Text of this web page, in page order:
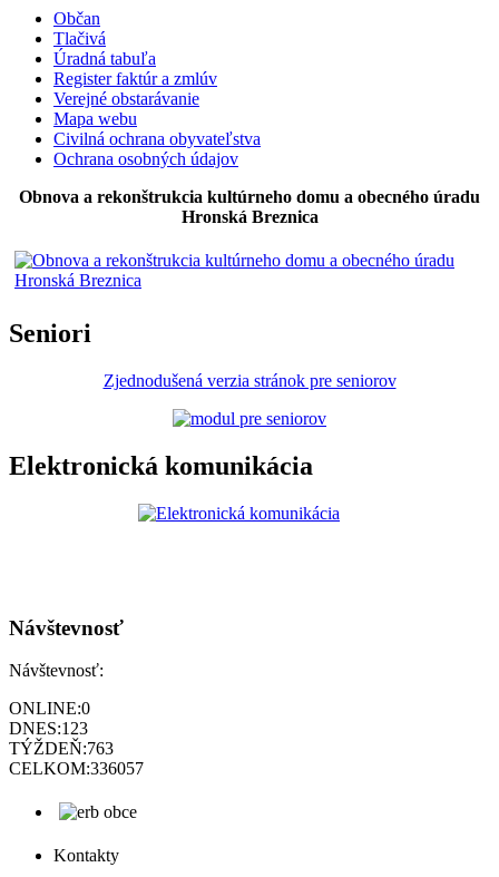
Občan
Tlačivá
Úradná tabuľa
Register faktúr a zmlúv
Verejné obstarávanie
Mapa webu
Civilná ochrana obyvateľstva
Ochrana osobných údajov
Obnova a rekonštrukcia kultúrneho domu a obecného úradu
Hronská Breznica
Seniori
Zjednodušená verzia stránok pre seniorov
Elektronická komunikácia
Návštevnosť
Návštevnosť:
ONLINE:0
DNES:123
TÝŽDEŇ:763
CELKOM:336057
Kontakty